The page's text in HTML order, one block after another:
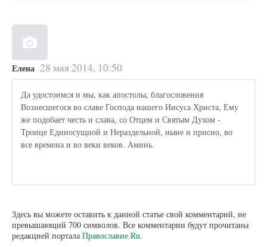
Елена 28 мая 2014, 10:50
Да удостоимся и мы, как апостолы, благословения
Вознесшегося во славе Господа нашего Иисуса Христа, Ему
же подобает честь и слава, со Отцем и Святым Духом -
Троице Единосущной и Нераздельной, ныне и присно, во
все времена и во веки веков. Аминь.
Здесь вы можете оставить к данной статье свой комментарий, не
превышающий 700 символов. Все комментарии будут прочитаны
редакцией портала Православие.Ru.